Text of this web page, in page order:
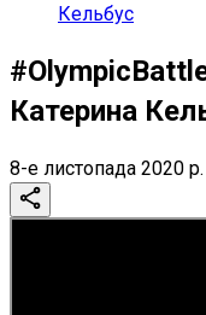
Кельбус
Катерина
8-е листопада 2020 р.